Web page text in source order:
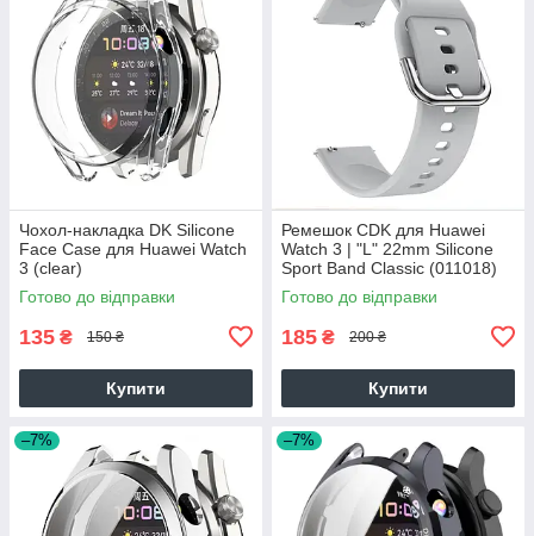
Чохол-накладка DK Silicone
Face Case для Huawei Watch
3 (clear)
Готово до відправки
135 ₴ 150 ₴
Купити
Ремешок CDK для Huawei
Watch 3 | "L" 22mm Silicone
Sport Band Classic (011018)
(grey)
Готово до відправки
185 ₴ 200 ₴
Купити
–7% –7%